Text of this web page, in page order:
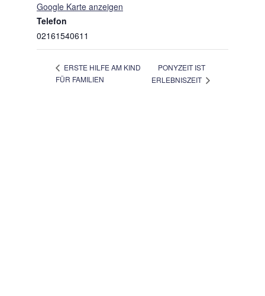
Google Karte anzeigen
Telefon
02161540611
ERSTE HILFE AM KIND
FÜR FAMILIEN
PONYZEIT IST
ERLEBNISZEIT